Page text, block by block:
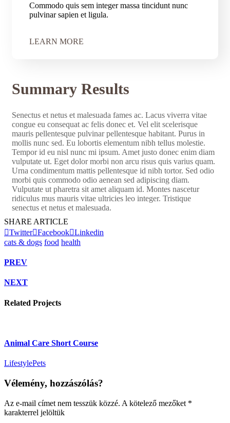
Commodo quis sem integer massa tincidunt nunc
pulvinar sapien et ligula.
LEARN MORE
Summary Results
Senectus et netus et malesuada fames ac. Lacus viverra vitae
congue eu consequat ac felis donec et. Vel elit scelerisque
mauris pellentesque pulvinar pellentesque habitant. Purus in
mollis nunc sed. Eu lobortis elementum nibh tellus molestie.
Tempor id eu nisl nunc mi ipsum. Amet justo donec enim diam
vulputate ut. Eget dolor morbi non arcu risus quis varius quam.
Urna condimentum mattis pellentesque id nibh tortor. Sed odio
morbi quis commodo odio aenean sed adipiscing diam.
Vulputate ut pharetra sit amet aliquam id. Montes nascetur
ridiculus mus mauris vitae ultricies leo integer. Tristique
senectus et netus et malesuada.
SHARE ARTICLE
Twitter Facebook Linkedin
cats & dogs food health
PREV
NEXT
Related Projects
Animal Care Short Course
LifestylePets
Vélemény, hozzászólás?
Az e-mail címet nem tesszük közzé. A kötelező mezőket *
karakterrel jelöltük